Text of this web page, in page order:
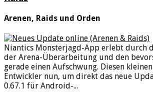
Arenen, Raids und Orden
Niantics Monsterjagd-App erlebt durch
der Arena-Überarbeitung und den
gerade einen Aufschwung. Diesen
Entwickler nun, um direkt das neue
0.67.1 für Android-...